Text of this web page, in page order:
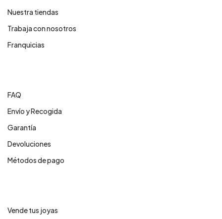
Nuestra tiendas
Trabaja con nosotros
Franquicias
FAQ
Envío y Recogida
Garantía
Devoluciones
Métodos de pago
Vende tus joyas